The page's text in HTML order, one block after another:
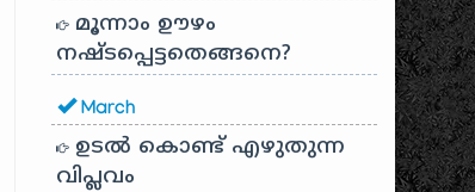
മൂന്നാം ഊഴം
നഷ്ടപ്പെട്ടതെങ്ങനെ?
March
ഉടൽ കൊണ്ട് എഴുതുന്ന
വിപ്ലവം